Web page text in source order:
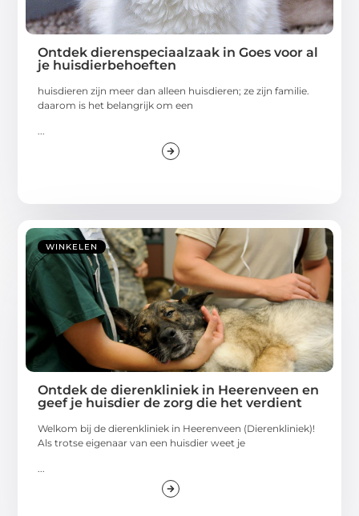
Ontdek dierenspeciaalzaak in Goes voor al
je huisdierbehoeften
huisdieren zijn meer dan alleen huisdieren; ze zijn familie.
daarom is het belangrijk om een
...
WINKELEN
Ontdek de dierenkliniek in Heerenveen en
geef je huisdier de zorg die het verdient
Welkom bij de dierenkliniek in Heerenveen (Dierenkliniek)!
Als trotse eigenaar van een huisdier weet je
...